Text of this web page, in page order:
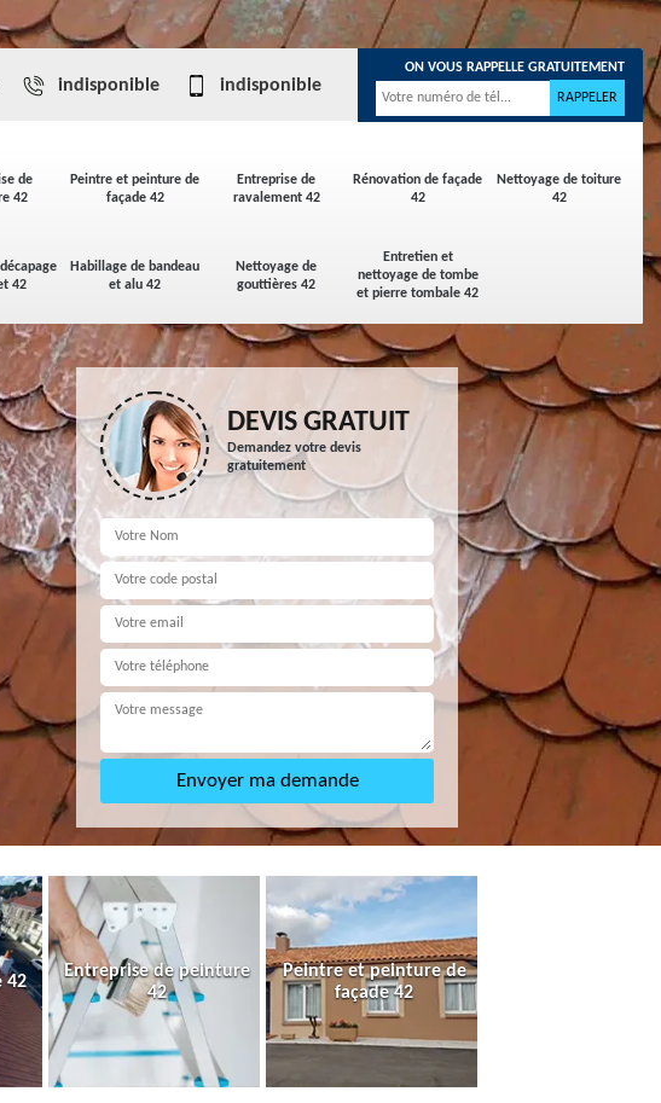
de
42
Peintre et peinture de
façade 42
Entreprise de
ravalement 42
Rénovation de façade
42
Nettoyage de toiture
42
42
Habillage de bandeau
et alu 42
Nettoyage de
gouttières 42
Entretien et
nettoyage de tombe
et pierre tombale 42
indisponible indisponible
ON VOUS RAPPELLE GRATUITEMENT
DEVIS GRATUIT
Demandez votre devis
gratuitement
42
Entreprise de peinture
42
Peintre et peinture de
façade 42